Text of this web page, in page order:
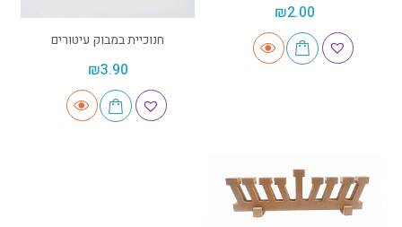
₪2.00
חנוכיית במבוק עיטורים
₪3.90